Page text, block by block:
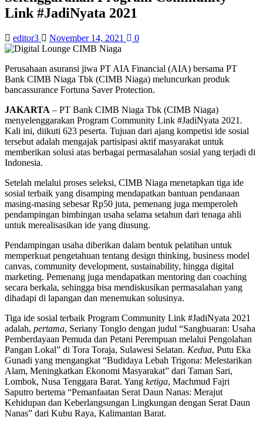
Link #JadiNyata 2021
editor3 November 14, 2021 0
Perusahaan asuransi jiwa PT AIA Financial (AIA) bersama PT
Bank CIMB Niaga Tbk (CIMB Niaga) meluncurkan produk
bancassurance Fortuna Saver Protection.
JAKARTA – PT Bank CIMB Niaga Tbk (CIMB Niaga)
menyelenggarakan Program Community Link #JadiNyata 2021.
Kali ini, diikuti 623 peserta. Tujuan dari ajang kompetisi ide sosial
tersebut adalah mengajak partisipasi aktif masyarakat untuk
memberikan solusi atas berbagai permasalahan sosial yang terjadi di
Indonesia.
Setelah melalui proses seleksi, CIMB Niaga menetapkan tiga ide
sosial terbaik yang disamping mendapatkan bantuan pendanaan
masing-masing sebesar Rp50 juta, pemenang juga memperoleh
pendampingan bimbingan usaha selama setahun dari tenaga ahli
untuk merealisasikan ide yang diusung.
Pendampingan usaha diberikan dalam bentuk pelatihan untuk
memperkuat pengetahuan tentang design thinking, business model
canvas, community development, sustainability, hingga digital
marketing. Pemenang juga mendapatkan mentoring dan coaching
secara berkala, sehingga bisa mendiskusikan permasalahan yang
dihadapi di lapangan dan menemukan solusinya.
Tiga ide sosial terbaik Program Community Link #JadiNyata 2021
adalah, pertama, Seriany Tonglo dengan judul “Sangbuaran: Usaha
Pemberdayaan Pemuda dan Petani Perempuan melalui Pengolahan
Pangan Lokal” di Tora Toraja, Sulawesi Selatan. Kedua, Putu Eka
Gunadi yang mengangkat “Budidaya Lebah Trigona: Melestarikan
Alam, Meningkatkan Ekonomi Masyarakat” dari Taman Sari,
Lombok, Nusa Tenggara Barat. Yang ketiga, Machmud Fajri
Saputro bertema “Pemanfaatan Serat Daun Nanas: Merajut
Kehidupan dan Keberlangsungan Lingkungan dengan Serat Daun
Nanas” dari Kubu Raya, Kalimantan Barat.